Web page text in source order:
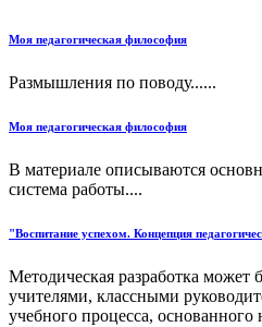
Моя педагогическая философия
Размышления по поводу......
Моя педагогическая философия
В материале описываются
система работы....
"Воспитание успехом. Концепция
Методическая разработка может
учителями, классными
учебного процесса, основанного